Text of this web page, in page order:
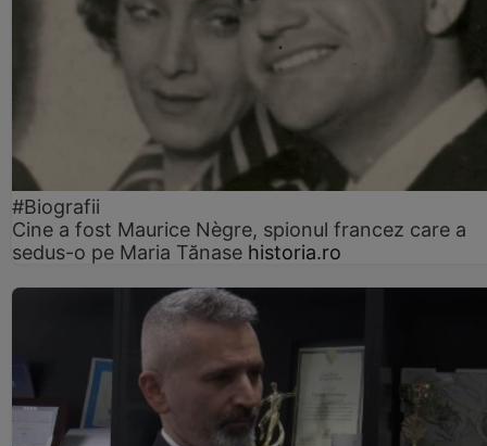
#Biografii
Cine a fost Maurice Nègre, spionul francez care a
sedus-o pe Maria Tănase historia.ro